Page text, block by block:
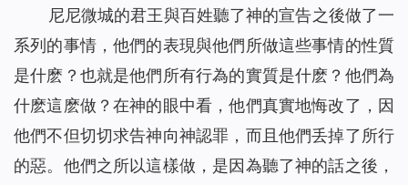
尼尼微城的君王與百姓聽了神的宣告之後做了一
系列的事情，他們的表現與他們所做這些事情的性質
是什麽？也就是他們所有行為的實質是什麽？他們為
什麽這麽做？在神的眼中看，他們真實地悔改了，因
他們不但切切求告神向神認罪，而且他們丢掉了所行
的惡。他們之所以這樣做，是因為聽了神的話之後，